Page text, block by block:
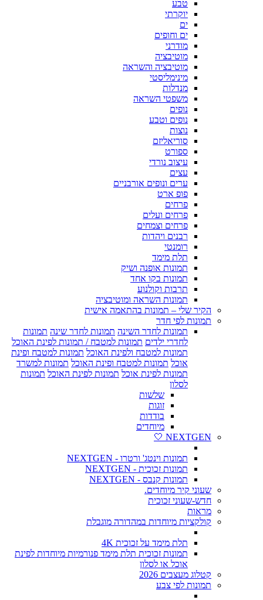
טבע
יוקרתי
ים
ים וחופים
מודרני
מוטיבציה
מוטיבציה והשראה
מינימליסטי
מנדלות
משפטי השראה
נופים
נופים וטבע
נוצות
סוריאליזם
ספורט
עיצוב נורדי
עצים
ערים ונופים אורבניים
פופ ארט
פרחים
פרחים ועלים
פרחים וצמחים
רבנים ויהדות
רומנטי
תלת מימד
תמונות אופנה ושיק
תמונות בקו אחד
תרבות וקולנוע
תמונות השראה ומוטיבציה
הקיר שלי – תמונות בהתאמה אישית
תמונות לפי חדר
תמונות לחדר השינה תמונות לחדר שינה תמונות
לחדרי ילדים תמונות למטבח / תמונות לפינת האוכל
תמונות למטבח ולפינת האוכל תמונות למטבח ופינת
אוכל תמונות למטבח ופינת האוכל תמונות למשרד
תמונות לפינת אוכל תמונות לפינת האוכל תמונות
לסלון
שלשות
זוגות
בודדות
מיוחדים
NEXTGEN 🤍
תמונות וינטג' ורטרו - NEXTGEN
תמונות זכוכית - NEXTGEN
תמונות קנבס - NEXTGEN
שעוני קיר מיוחדים.
חדש-שעוני זכוכית
מראות
קולקציות מיוחדות במהדורה מוגבלת
תלת מימד על זכוכית 4K
תמונות זכוכית תלת מימד פנורמיות מיוחדות לפינת
אוכל או לסלון
קטלוג מעצבים 2026
תמונות לפי צבע